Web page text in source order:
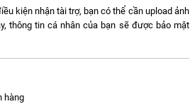
kiện nhận tài trợ, bạn có thể cần upload ảnh
thông tin cá nhân của bạn sẽ được bảo mật
hàng